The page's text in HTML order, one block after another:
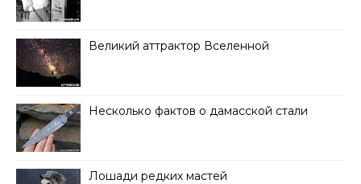
Великий аттрактор Вселенной
Несколько фактов о дамасской стали
Лошади редких мастей